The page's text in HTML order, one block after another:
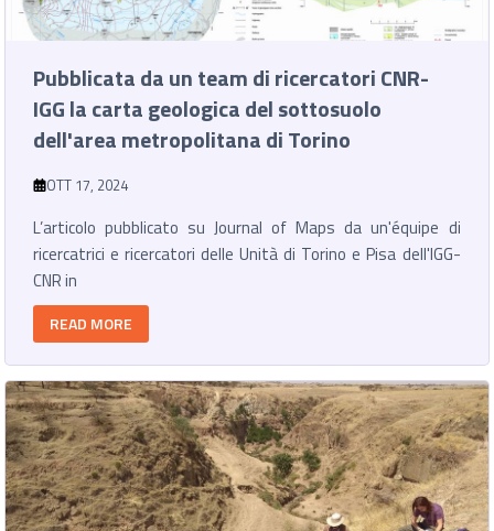
Pubblicata da un team di ricercatori CNR-
IGG la carta geologica del sottosuolo
dell'area metropolitana di Torino
OTT 17, 2024
L’articolo pubblicato su Journal of Maps da un'équipe di
ricercatrici e ricercatori delle Unità di Torino e Pisa dell'IGG-
CNR in
READ MORE